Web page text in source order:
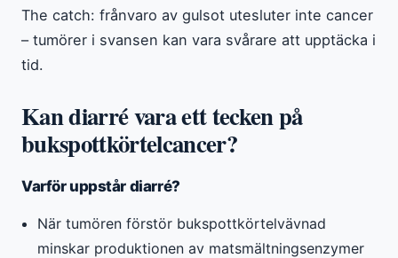
The catch: frånvaro av gulsot utesluter inte cancer
– tumörer i svansen kan vara svårare att upptäcka i
tid.
Kan diarré vara ett tecken på
bukspottkörtelcancer?
Varför uppstår diarré?
När tumören förstör bukspottkörtelvävnad
minskar produktionen av matsmältningsenzymer